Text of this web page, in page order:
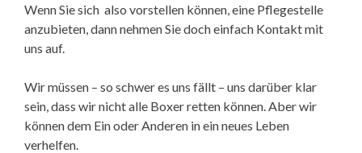
Wenn Sie sich also vorstellen können, eine Pflegestelle
anzubieten, dann nehmen Sie doch einfach Kontakt mit
uns auf.
Wir müssen – so schwer es uns fällt – uns darüber klar
sein, dass wir nicht alle Boxer retten können. Aber wir
können dem Ein oder Anderen in ein neues Leben
verhelfen.